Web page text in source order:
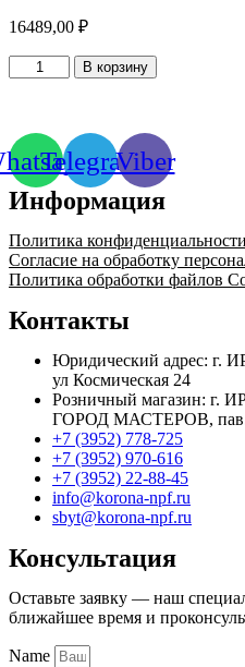
16489,00 ₽
Количество
товара
АИР100S2
лапы
В корзину
TelegramViber
Информация
Политика конфиденциальности
Согласие на обработку
Политика обработки файлов
Контакты
Юридический адрес:
ул Космическая 24
Розничный магазин: г.
ГОРОД МАСТЕРОВ, пав.
+7 (3952) 778-725
+7 (3952) 970-616
+7 (3952) 22-88-45
info@korona-npf.ru
sbyt@korona-npf.ru
Консультация
Оставьте заявку — наш
ближайшее время и
Name